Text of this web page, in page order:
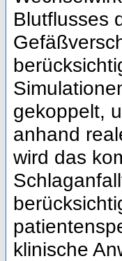
Blutflusses
gekoppelt,
anhand
wird das
klinische